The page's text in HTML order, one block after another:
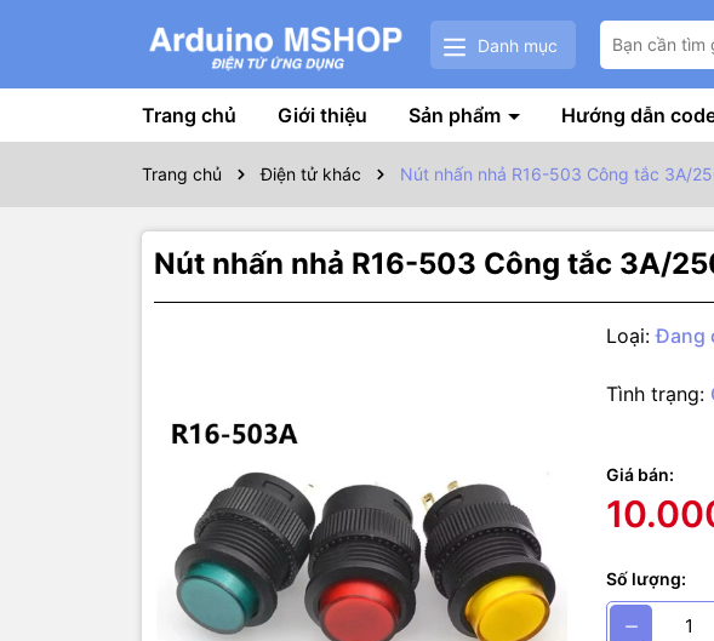
Danh mục
Trang chủ Giới thiệu Sản phẩm Hướng dẫn
Trang chủ Điện tử khác Nút nhấn nhả R16-503 Công tắc 3A/
Nút nhấn nhả R16-503 Công tắc 3A/
Loại: Đang
Tình trạng:
Giá bán:
Số lượng:
🔴 Thông số kỹ thuật
Kích thước: Đường kính 16mm (lỗ
Điện áp hoạt động: 3V, 5V, 12V,
Dòng chịu tải: 3A - 5A (tùy